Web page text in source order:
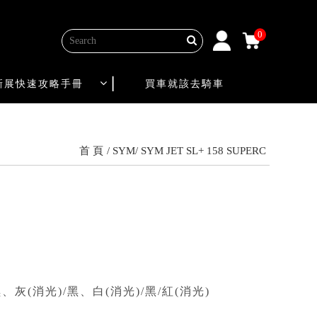
0
展快速攻略手冊 買車就該去騎車
首 頁 SYM SYM JET SL+ 158 SUPERC
灰(消光)/黑、白(消光)/黑/紅(消光)